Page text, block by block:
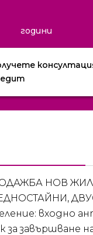
години
НОВ
входно
завършване